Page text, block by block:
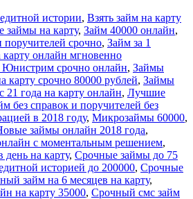
истории, Взять займ на карту
займы на карту, Займ 40000 онлайн,
поручителей срочно, Займ за 1
карту онлайн мгновенно
Юнистрим срочно онлайн, Займы
карту срочно 80000 рублей, Займы
21 года на карту онлайн, Лучшие
без справок и поручителей без
в 2018 году, Микрозаймы 60000,
займы онлайн 2018 года,
с моментальным решением,
день на карту, Срочные займы до 75
историей до 200000, Срочные
займ на 6 месяцев на карту,
на карту 35000, Срочный смс займ